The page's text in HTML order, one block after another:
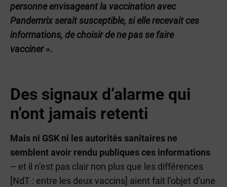
personne envisageant la vaccination avec
Pandemrix serait susceptible, si elle recevait ces
informations, de choisir de ne pas se faire
vacciner».
Des signaux d’alarme qui
n’ont jamais retenti
Mais ni GSK ni les autorités sanitaires ne
semblent avoir rendu publiques ces informations
– et il n’est pas clair non plus que les différences
[NdT : entre les deux vaccins] aient fait l’objet d’une